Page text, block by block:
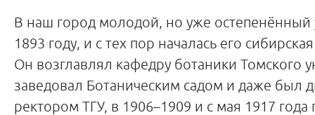
В наш город молодой, но уже
1893 году, и с тех пор началась его
Он возглавлял кафедру ботаники Томского
заведовал Ботаническим садом и даже был
ректором ТГУ, в 1906–1909 и с мая 1917